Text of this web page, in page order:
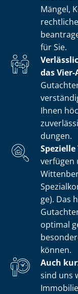
Mängel,
für Sie.
das
Ihnen
dun­gen.
verfügen
ge). Das
optimal
können.
Auch
sind uns